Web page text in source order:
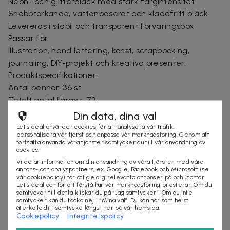
Snabbtorkande, vattenbaserat och kladdfritt bläck
Levereras i stabil och transparent förvaringsbox
Passar för:
Illustration, hand lettering, konst, scrapbooking,
journaling, DIY-projekt och kreativa presenter.
Produktspecifikationer:
Antal pennor: 36 st
Totalt antal färger: 72
Spets: Dubbel spets (fin + medium/bred)
Bläck: Vattenbaserat glitterbläck
Egenskaper: Portabel, slitstark, jämnt färgflöde
Säkerhet: CE-certifierad, icke-giftig
Säljes av
Nordic Online Sales AB
Organisationsnummer:559098-7318
Din data, dina val
Let’s deal använder cookies för att analysera vår trafik,
personalisera vår tjänst och anpassa vår marknadsföring. Genom att
fortsätta använda våra tjänster samtycker du till vår användning av
cookies.
Vi delar information om din användning av våra tjänster med våra
annons- och analyspartners, ex. Google, Facebook och Microsoft (se
vår cookiepolicy) för att ge dig relevanta annonser på och utanför
Let’s deal och för att förstå hur vår marknadsföring presterar. Om du
samtycker till detta klickar du på “Jag samtycker”. Om du inte
samtycker kan du tacka nej i “Mina val”. Du kan när som helst
återkalla ditt samtycke längst ner på vår hemsida.
Cookiepolicy Integritetspolicy